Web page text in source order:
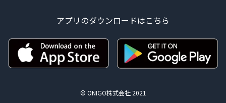
アプリのダウンロードはこちら
© ONIGO株式会社 2021